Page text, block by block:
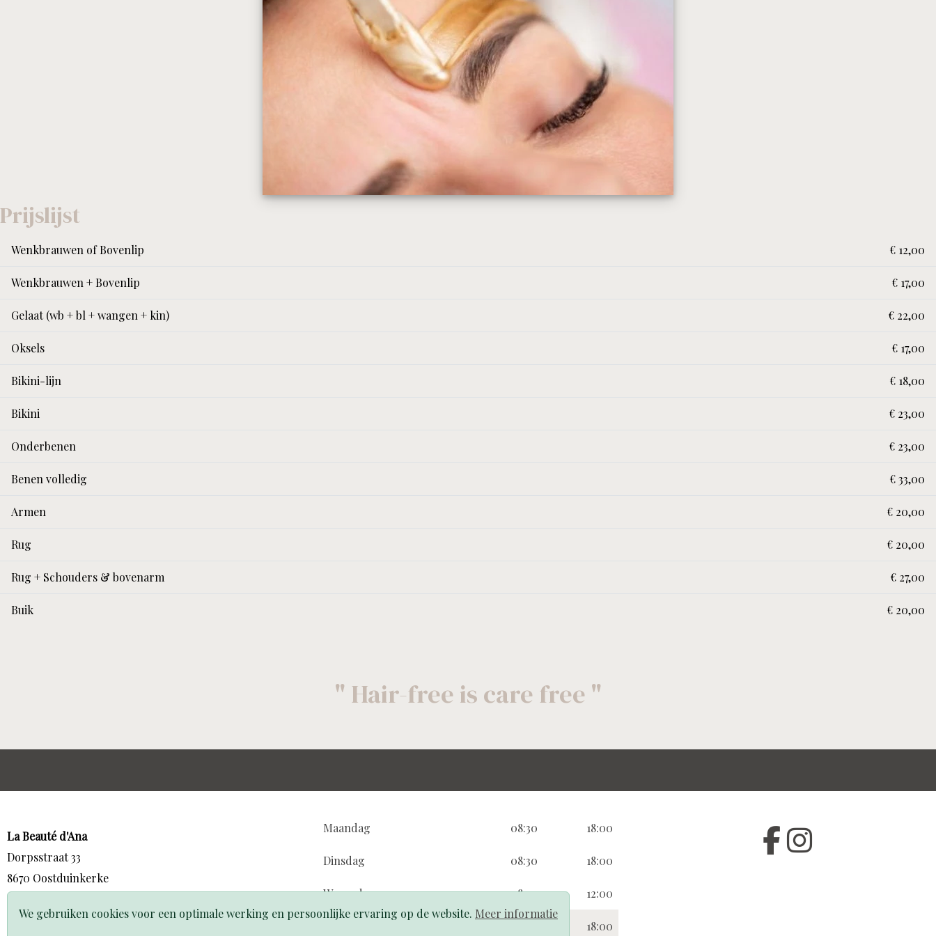
Prijslijst
Wenkbrauwen of Bovenlip € 12,00
Wenkbrauwen + Bovenlip € 17,00
Gelaat (wb + bl + wangen + kin) € 22,00
Oksels € 17,00
Bikini-lijn € 18,00
Bikini € 23,00
Onderbenen € 23,00
Benen volledig € 33,00
Armen € 20,00
Rug € 20,00
Rug + Schouders & bovenarm € 27,00
Buik € 20,00
" Hair-free is care free "
La Beauté d'Ana
Dorpsstraat 33
8670 Oostduinkerke
0477642997
info@labeautedana.be
Maandag 08:30 18:00
Dinsdag 08:30 18:00
Woensdag 08:30 12:00
18:00
We gebruiken cookies voor een optimale werking en persoonlijke ervaring op de website. Meer informatie